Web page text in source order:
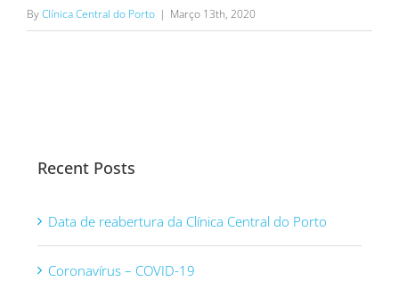
ByClínica Central do Porto | Março 13th, 2020
Recent Posts
Data de reabertura da Clínica Central do Porto
Coronavírus – COVID-19